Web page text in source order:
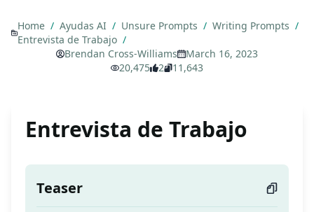
Home / Ayudas AI / Unsure Prompts / Writing Prompts /
Entrevista de Trabajo /
Brendan Cross-Williams
March 16, 2023
20,475
2 11,643
Entrevista de Trabajo
Teaser